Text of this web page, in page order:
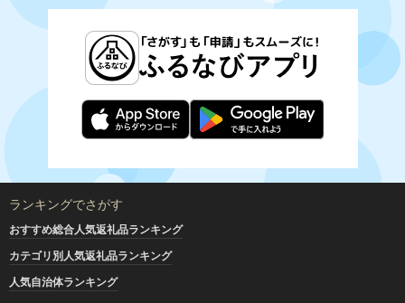
ランキングでさがす
おすすめ総合人気返礼品ランキング
カテゴリ別人気返礼品ランキング
人気自治体ランキング